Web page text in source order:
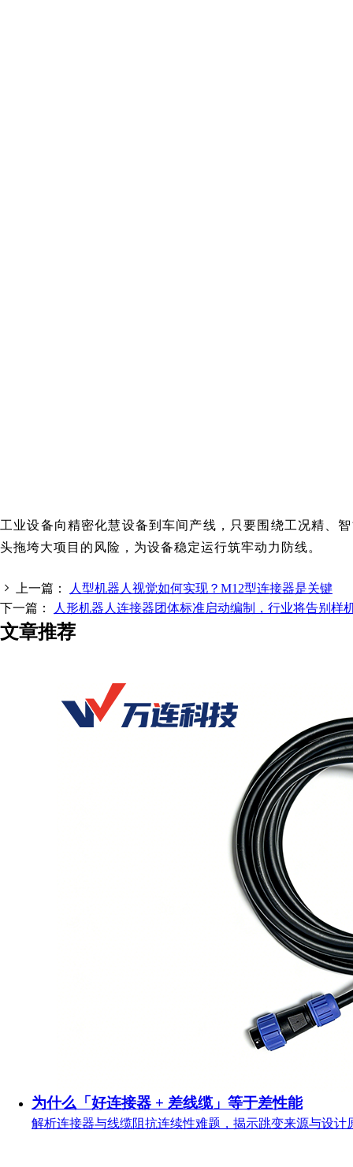
工业设备向精密化慧设备到车间产线，只要围绕工况精、
头拖垮大项目的风险，为设备稳定运行筑牢动力防线。
上一篇：
人型机器人视觉如何实现？M12型连接器是关键
下一篇：
人形机器人连接器团体标准启动编制，行业将告别样
文章推荐
为什么「好连接器 + 差线缆」等于差性能
解析连接器与线缆阻抗连续性难题，揭示跳变来源与设计